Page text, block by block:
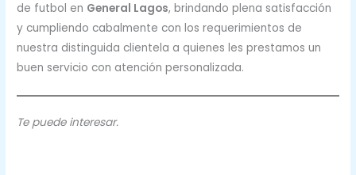
de futbol en General Lagos, brindando plena satisfacción
y cumpliendo cabalmente con los requerimientos de
nuestra distinguida clientela a quienes les prestamos un
buen servicio con atención personalizada.
Te puede interesar.